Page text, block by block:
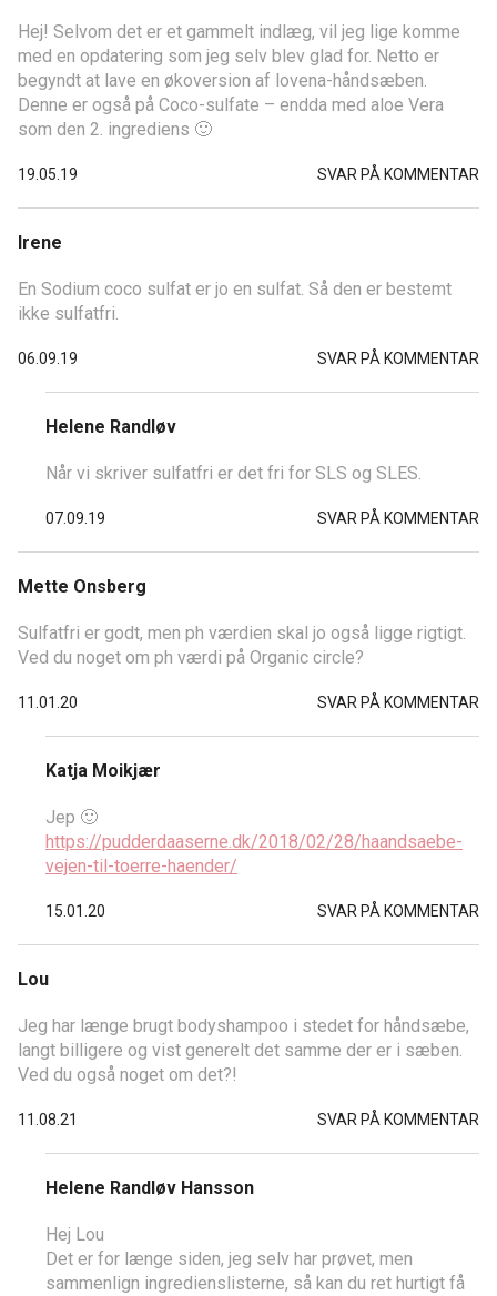
Hej! Selvom det er et gammelt indlæg, vil jeg lige komme
med en opdatering som jeg selv blev glad for. Netto er
begyndt at lave en økoversion af lovena-håndsæben.
Denne er også på Coco-sulfate – endda med aloe Vera
som den 2. ingrediens 🙂
19.05.19 SVAR PÅ KOMMENTAR
Irene
En Sodium coco sulfat er jo en sulfat. Så den er bestemt
ikke sulfatfri.
06.09.19 SVAR PÅ KOMMENTAR
Helene Randløv
Når vi skriver sulfatfri er det fri for SLS og SLES.
07.09.19 SVAR PÅ KOMMENTAR
Mette Onsberg
Sulfatfri er godt, men ph værdien skal jo også ligge rigtigt.
Ved du noget om ph værdi på Organic circle?
11.01.20 SVAR PÅ KOMMENTAR
Katja Moikjær
Jep 🙂
https://pudderdaaserne.dk/2018/02/28/haandsaebe-
vejen-til-toerre-haender/
15.01.20 SVAR PÅ KOMMENTAR
Lou
Jeg har længe brugt bodyshampoo i stedet for håndsæbe,
langt billigere og vist generelt det samme der er i sæben.
Ved du også noget om det?!
11.08.21 SVAR PÅ KOMMENTAR
Helene Randløv Hansson
Hej Lou
Det er for længe siden, jeg selv har prøvet, men
sammenlign ingredienslisterne, så kan du ret hurtigt få